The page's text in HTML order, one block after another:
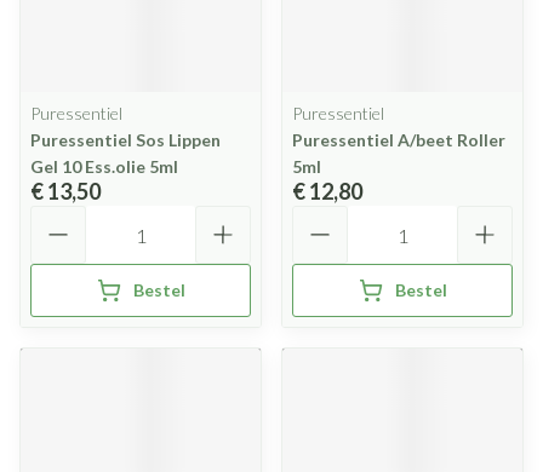
Puressentiel
Puressentiel Sos Lippen
Gel 10 Ess.olie 5ml
€ 13,50
Bestel
Puressentiel
Puressentiel A/beet Roller
5ml
€ 12,80
Bestel